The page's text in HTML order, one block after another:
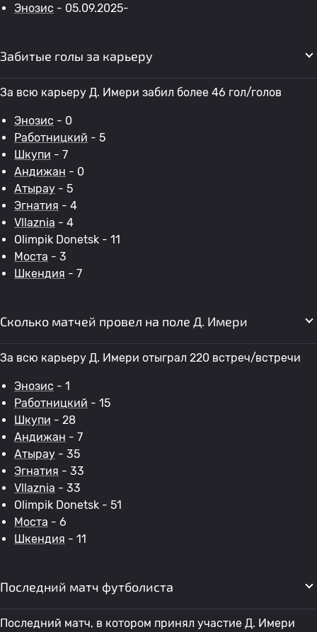
Энозис - 05.09.2025-
Забитые голы за карьеру
За всю карьеру Д. Имери забил более 46 гол/голов
Энозис - 0
Работницкий - 5
Шкупи - 7
Андижан - 0
Атырау - 5
Эгнатия - 4
Vllaznia - 4
Olimpik Donetsk - 11
Моста - 3
Шкендия - 7
Сколько матчей провел на поле Д. Имери
За всю карьеру Д. Имери отыграл 220 встреч/встречи
Энозис - 1
Работницкий - 15
Шкупи - 28
Андижан - 7
Атырау - 35
Эгнатия - 33
Vllaznia - 33
Olimpik Donetsk - 51
Моста - 6
Шкендия - 11
Последний матч футболиста
Последний матч, в котором принял участие Д. Имери